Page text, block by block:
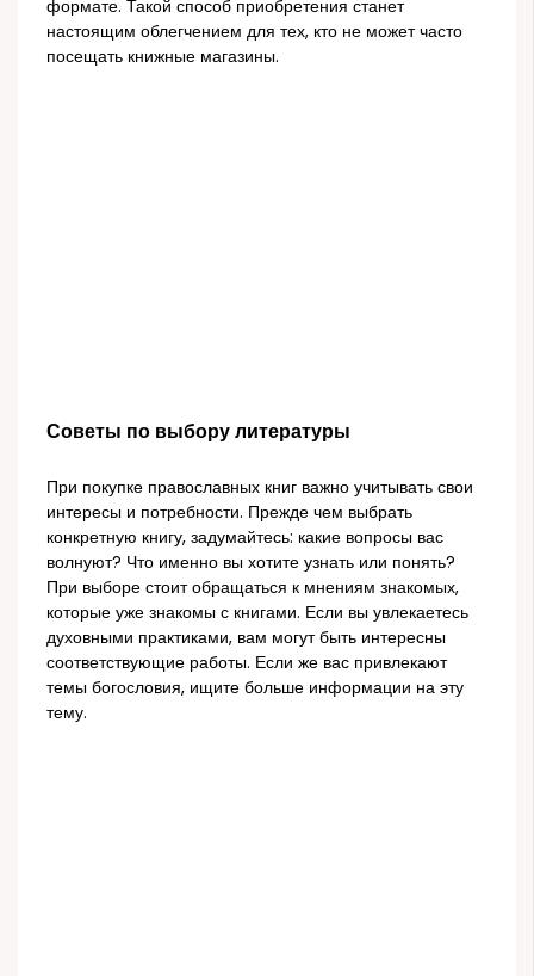
формате. Такой способ приобретения станет
настоящим облегчением для тех, кто не может часто
посещать книжные магазины.
Советы по выбору литературы
При покупке православных книг важно учитывать свои
интересы и потребности. Прежде чем выбрать
конкретную книгу, задумайтесь: какие вопросы вас
волнуют? Что именно вы хотите узнать или понять?
При выборе стоит обращаться к мнениям знакомых,
которые уже знакомы с книгами. Если вы увлекаетесь
духовными практиками, вам могут быть интересны
соответствующие работы. Если же вас привлекают
темы богословия, ищите больше информации на эту
тему.